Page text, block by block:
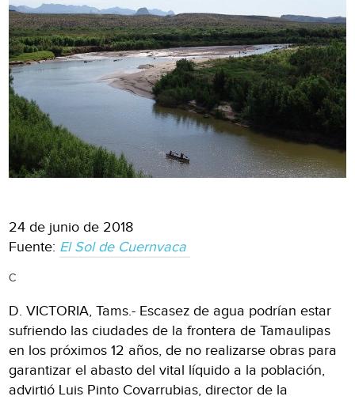
24 de junio de 2018
Fuente: El Sol de Cuernvaca
C
D. VICTORIA, Tams.- Escasez de agua podrían estar
sufriendo las ciudades de la frontera de Tamaulipas
en los próximos 12 años, de no realizarse obras para
garantizar el abasto del vital líquido a la población,
advirtió Luis Pinto Covarrubias, director de la